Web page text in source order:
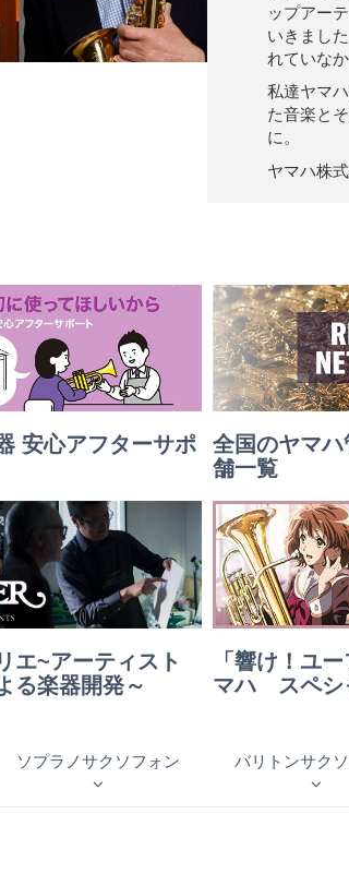
ップアー
いきまし
れていな
私達ヤマ
た音楽と
に。
ヤマハ株
安心アフターサポ
全国のヤマ
舗一覧
エ~アーティスト
る楽器開発～
「響け！ユ
マハ スペシ
ソプラノサクソフォン バリトンサク